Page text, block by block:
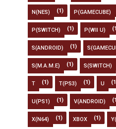
N(NES) (1) P(GAMECUBE)
P(SWITCH) (1) P(WII U)
S(ANDROID) (1)
S(M.A.M.E) (1) S(SWITCH)
T (1) T(PS3) (1) U
U(PS1) (1) V(ANDROID)
X(N64) (1) XBOX (1)